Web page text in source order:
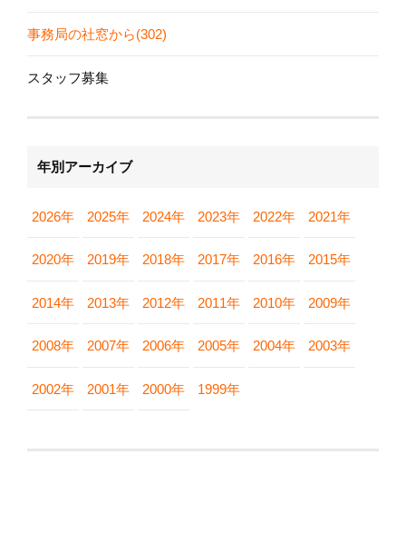
事務局の社窓から(302)
スタッフ募集
年別アーカイブ
2026年 2025年 2024年 2023年 2022年 2021年
2020年 2019年 2018年 2017年 2016年 2015年
2014年 2013年 2012年 2011年 2010年 2009年
2008年 2007年 2006年 2005年 2004年 2003年
2002年 2001年 2000年 1999年